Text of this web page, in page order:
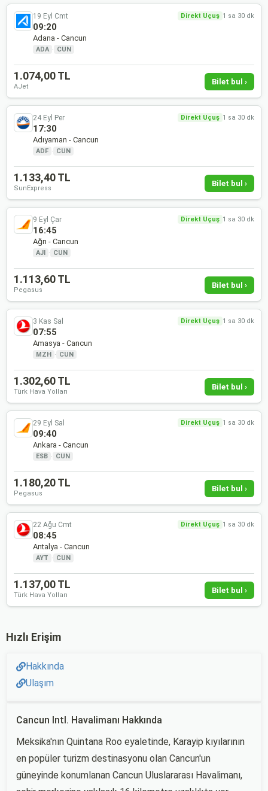
19 Eyl Cmt Direkt Uçuş 1 sa 30 dk
09:20
Adana - Cancun
ADA · CUN
1.074,00 TL
AJet
Bilet bul ›
24 Eyl Per Direkt Uçuş 1 sa 30 dk
17:30
Adıyaman - Cancun
ADF · CUN
1.133,40 TL
SunExpress
Bilet bul ›
9 Eyl Çar Direkt Uçuş 1 sa 30 dk
16:45
Ağrı - Cancun
AJI · CUN
1.113,60 TL
Pegasus
Bilet bul ›
3 Kas Sal Direkt Uçuş 1 sa 30 dk
07:55
Amasya - Cancun
MZH · CUN
1.302,60 TL
Türk Hava Yolları
Bilet bul ›
29 Eyl Sal Direkt Uçuş 1 sa 30 dk
09:40
Ankara - Cancun
ESB · CUN
1.180,20 TL
Pegasus
Bilet bul ›
22 Ağu Cmt Direkt Uçuş 1 sa 30 dk
08:45
Antalya - Cancun
AYT · CUN
1.137,00 TL
Türk Hava Yolları
Bilet bul ›
Hızlı Erişim
Hakkında
Ulaşım
Cancun Intl. Havalimanı Hakkında
Meksika'nın Quintana Roo eyaletinde, Karayip kıyılarının
en popüler turizm destinasyonu olan Cancun'un
güneyinde konumlanan Cancun Uluslararası Havalimanı,